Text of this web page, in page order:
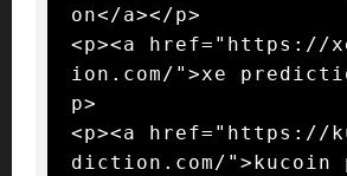
on</a></p>
<p><a href="https://
ion.com/">xe
p>
<p><a href="https://
diction.com/